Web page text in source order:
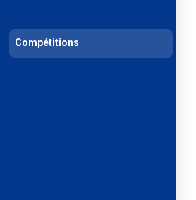
Compétitions